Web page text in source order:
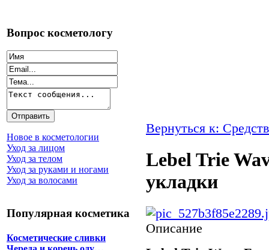
Вопрос косметологу
Новое в косметологии
Уход за лицом
Уход за телом
Уход за руками и ногами
Уход за волосами
Популярная косметика
Косметические сливки
Вернуться к:
Lebel Trie
укладки
Описание